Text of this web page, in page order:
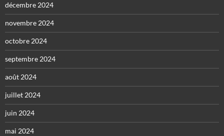
décembre 2024
novembre 2024
octobre 2024
septembre 2024
août 2024
juillet 2024
juin 2024
mai 2024